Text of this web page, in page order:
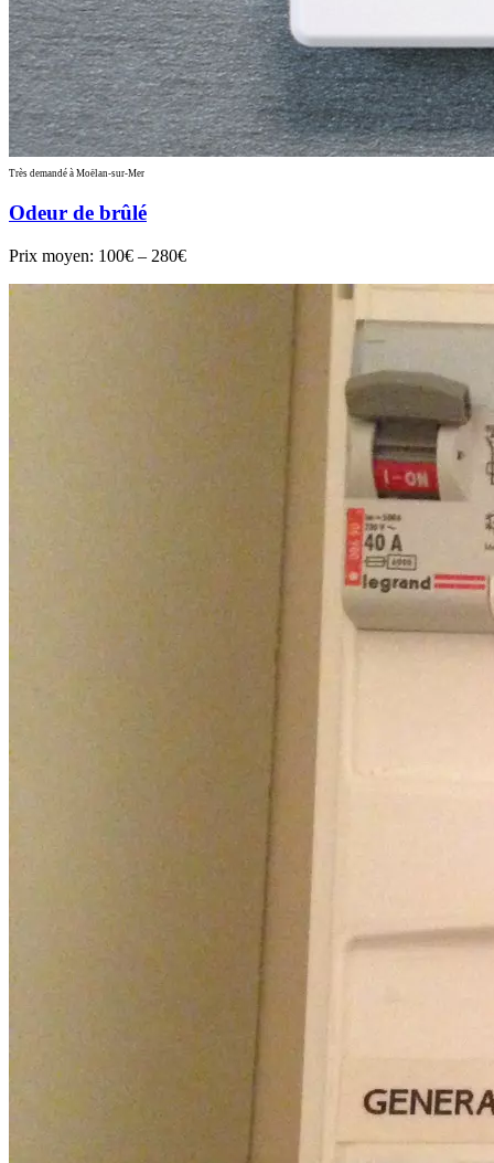
Très demandé à Moëlan-sur-Mer
Odeur de brûlé
Prix moyen: 100€ – 280€